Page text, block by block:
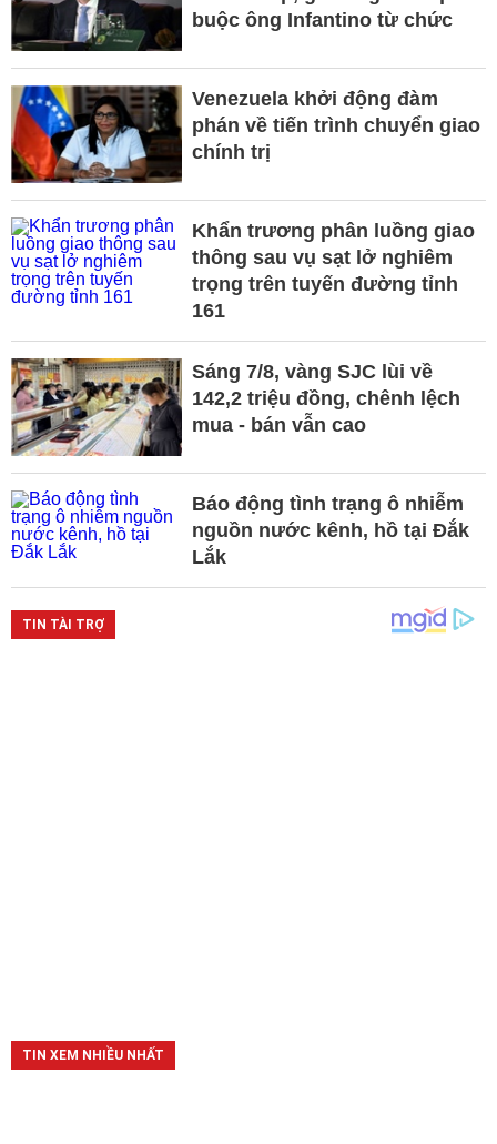
buộc ông Infantino từ chức
Venezuela khởi động đàm
phán về tiến trình chuyển giao
chính trị
Khẩn trương phân luồng giao
thông sau vụ sạt lở nghiêm
trọng trên tuyến đường tỉnh
161
Sáng 7/8, vàng SJC lùi về
142,2 triệu đồng, chênh lệch
mua - bán vẫn cao
Báo động tình trạng ô nhiễm
nguồn nước kênh, hồ tại Đắk
Lắk
TIN XEM NHIỀU NHẤT